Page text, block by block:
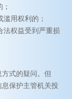
用权利的；
法权益受到严重损
式的疑问。但
保护主管机关投